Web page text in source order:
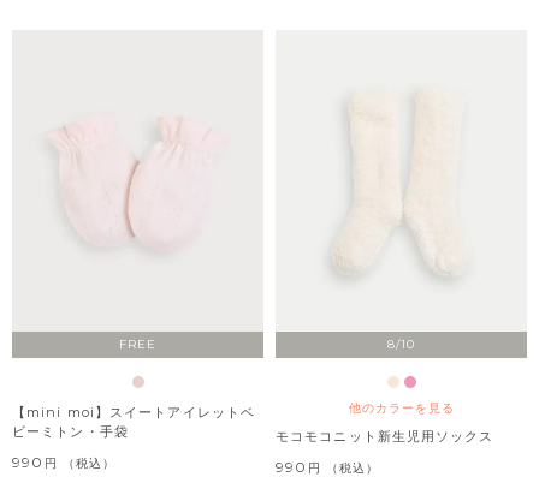
FREE
【mini moi】スイートアイレットベ
ビーミトン・手袋
990 税込
8/10
他のカラーを見る
モコモコニット新生児用ソックス
990 税込